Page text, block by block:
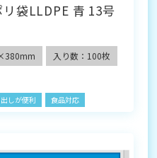
袋LLDPE 青 13号
入り数：100枚
しが便利 食品対応